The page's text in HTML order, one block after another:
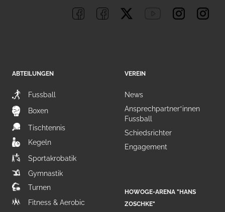
ABTEILUNGEN
Fussball
Boxen
Tischtennis
Kegeln
Sportakrobatik
Gymnastik
Turnen
Fitness & Aerobic
VEREIN
News
Ansprechpartner*innen
Fussball
Schiedsrichter
Engagement
HOWOGE-ARENA "HANS
ZOSCHKE"